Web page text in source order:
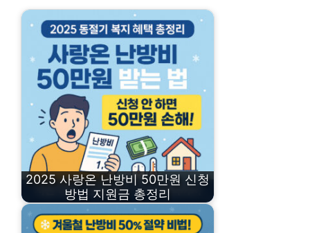
2025 사랑온 난방비 50만원 신청
방법 지원금 총정리